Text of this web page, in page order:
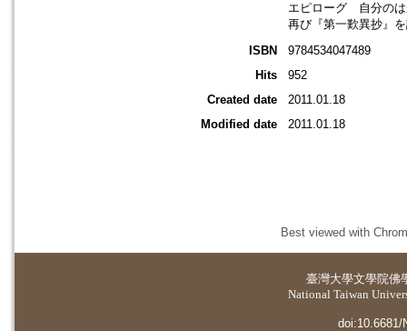
エピローグ 自分のは
再び『第一歎異抄』
ISBN
9784534047489
Hits
952
Created date
2011.01.18
Modified date
2011.01.18
Best viewed with
臺灣大學文學院佛
National Taiwan
doi:10.6681/